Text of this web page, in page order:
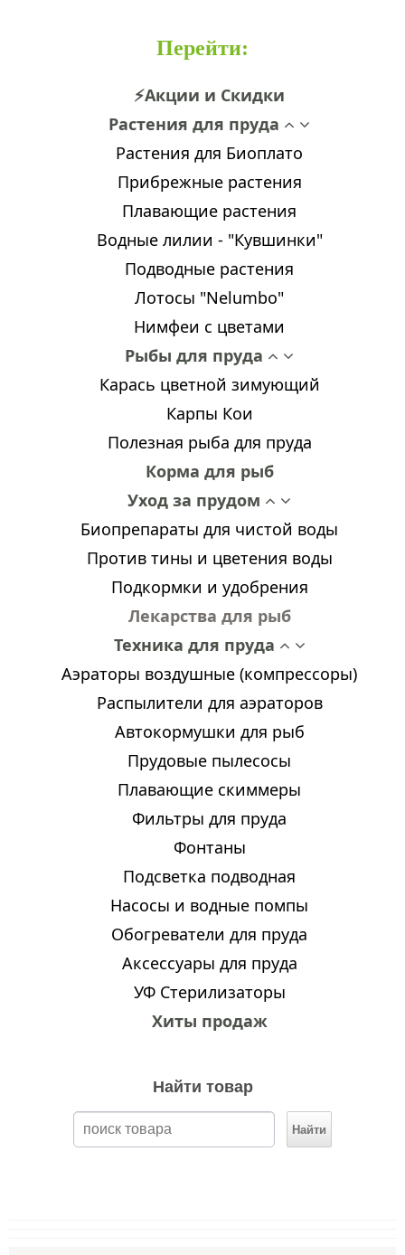
Перейти:
⚡Акции и Скидки
Растения для пруда
Растения для Биоплато
Прибрежные растения
Плавающие растения
Водные лилии - "Кувшинки"
Подводные растения
Лотосы "Nelumbo"
Нимфеи с цветами
Рыбы для пруда
Карась цветной зимующий
Карпы Кои
Полезная рыба для пруда
Корма для рыб
Уход за прудом
Биопрепараты для чистой воды
Против тины и цветения воды
Подкормки и удобрения
Лекарства для рыб
Техника для пруда
Аэраторы воздушные (компрессоры)
Распылители для аэраторов
Автокормушки для рыб
Прудовые пылесосы
Плавающие скиммеры
Фильтры для пруда
Фонтаны
Подсветка подводная
Насосы и водные помпы
Обогреватели для пруда
Аксессуары для пруда
УФ Стерилизаторы
Хиты продаж
Найти товар